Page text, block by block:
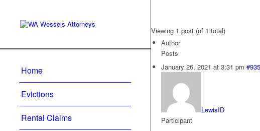
Home
Evictions
Rental Claims
Viewing 1 post (of 1 total)
Author
Posts
January 26, 2021 at 3:31 pm #935
LewisID
Participant